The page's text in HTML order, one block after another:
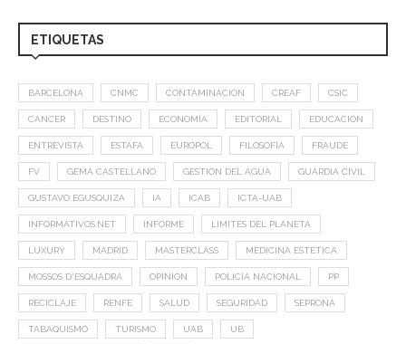
ETIQUETAS
BARCELONA CNMC CONTAMINACIÓN CREAF CSIC
CÁNCER DESTINO ECONOMÍA EDITORIAL EDUCACIÓN
ENTREVISTA ESTAFA EUROPOL FILOSOFÍA FRAUDE
FV GEMA CASTELLANO GESTION DEL AGUA GUARDIA CIVIL
GUSTAVO EGUSQUIZA IA ICAB ICTA-UAB
INFORMATIVOS.NET INFORME LIMITES DEL PLANETA
LUXURY MADRID MASTERCLASS MEDICINA ESTÉTICA
MOSSOS D'ESQUADRA OPINIÓN POLICÍA NACIONAL PP
RECICLAJE RENFE SALUD SEGURIDAD SEPRONA
TABAQUISMO TURISMO UAB UB